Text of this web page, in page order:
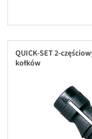
QUICK-SET 2-
kołków